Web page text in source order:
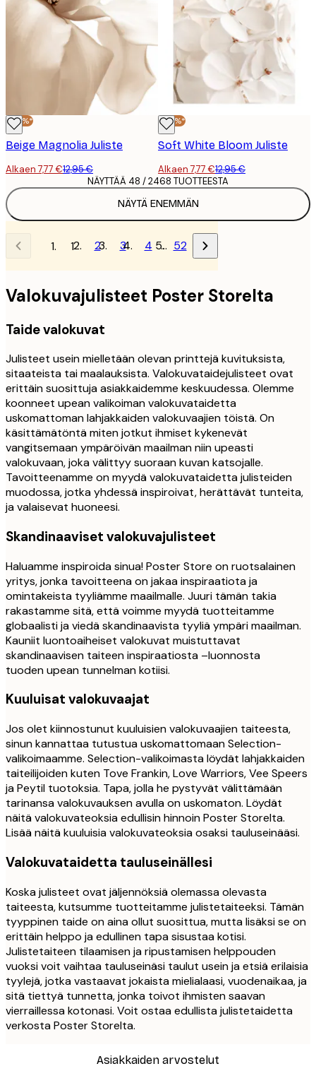
-40%*
Beige Magnolia Juliste
Alkaen 7,77 €12,95 €
-40%*
Soft White Bloom Juliste
Alkaen 7,77 €12,95 €
NÄYTÄ ENEMMÄN
NÄYTTÄÄ 48 / 2468 TUOTTEESTA
1 2 3 4 … 52
Valokuvajulisteet Poster Storelta
Taide valokuvat
Julisteet usein mielletään olevan printtejä kuvituksista,
sitaateista tai maalauksista. Valokuvataidejulisteet ovat
erittäin suosittuja asiakkaidemme keskuudessa. Olemme
koonneet upean valikoiman valokuvataidetta
uskomattoman lahjakkaiden valokuvaajien töistä. On
käsittämätöntä miten jotkut ihmiset kykenevät
vangitsemaan ympäröivän maailman niin upeasti
valokuvaan, joka välittyy suoraan kuvan katsojalle.
Tavoitteenamme on myydä valokuvataidetta julisteiden
muodossa, jotka yhdessä inspiroivat, herättävät tunteita,
ja valaisevat huoneesi.
Skandinaaviset valokuvajulisteet
Haluamme inspiroida sinua! Poster Store on ruotsalainen
yritys, jonka tavoitteena on jakaa inspiraatiota ja
omintakeista tyyliämme maailmalle. Juuri tämän takia
rakastamme sitä, että voimme myydä tuotteitamme
globaalisti ja viedä skandinaavista tyyliä ympäri maailman.
Kauniit luontoaiheiset valokuvat muistuttavat
skandinaavisen taiteen inspiraatiosta –luonnosta
tuoden upean tunnelman kotiisi.
Kuuluisat valokuvaajat
Jos olet kiinnostunut kuuluisien valokuvaajien taiteesta,
sinun kannattaa tutustua uskomattomaan Selection-
valikoimaamme. Selection-valikoimasta löydät lahjakkaiden
taiteilijoiden kuten Tove Frankin, Love Warriors, Vee Speers
ja Peytil tuotoksia. Tapa, jolla he pystyvät välittämään
tarinansa valokuvauksen avulla on uskomaton. Löydät
näitä valokuvateoksia edullisin hinnoin Poster Storelta.
Lisää näitä kuuluisia valokuvateoksia osaksi tauluseinääsi.
Valokuvataidetta tauluseinällesi
Koska julisteet ovat jäljennöksiä olemassa olevasta
taiteesta, kutsumme tuotteitamme julistetaiteeksi. Tämän
tyyppinen taide on aina ollut suosittua, mutta lisäksi se on
erittäin helppo ja edullinen tapa sisustaa kotisi.
Julistetaiteen tilaamisen ja ripustamisen helppouden
vuoksi voit vaihtaa tauluseinäsi taulut usein ja etsiä erilaisia
tyylejä, jotka vastaavat jokaista mielialaasi, vuodenaikaa, ja
sitä tiettyä tunnetta, jonka toivot ihmisten saavan
vierraillessa kotonasi. Voit ostaa edullista julistetaidetta
verkosta Poster Storelta.
Asiakkaiden arvostelut